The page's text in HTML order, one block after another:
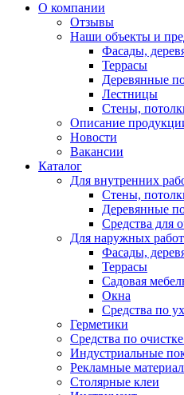
О компании
Отзывы
Наши объекты и
Фасады,
Террасы
Деревянные
Лестницы
Стены,
Описание
Новости
Вакансии
Каталог
Для внутренних
Стены,
Деревянные
Средства для
Для наружных работ
Фасады,
Террасы
Садовая
Окна
Средства по
Герметики
Средства по
Индустриальные
Рекламные
Столярные клеи